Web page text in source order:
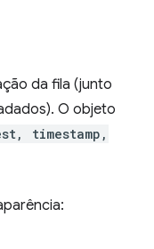
da fila (junto
O objeto
timestamp,